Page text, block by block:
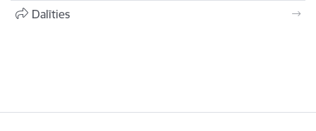
Dalīties